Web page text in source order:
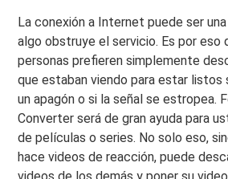
La conexión a Internet puede ser
algo obstruye el servicio. Es por eso
personas prefieren simplemente
que estaban viendo para estar listos
un apagón o si la señal se estropea.
Converter será de gran ayuda para
de películas o series. No solo eso,
hace videos de reacción, puede